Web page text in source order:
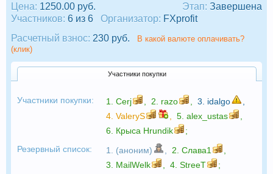
Этап: Завершена
Цена: 1250.00 руб.
Участников: 6 из 6 Организатор: FXprofit
Расчетный взнос: 230 руб.
В какой валюте оплачивать?
(клик)
Участники покупки
Участники покупки: 1. Cerj 2. razo 3. idalgo
4. ValeryS 5. alex_ustas
6. Крыса Hrundik
;
Резервный список:
1. (аноним) 2. Слава1
3. MailWelk 4. StreeT
;